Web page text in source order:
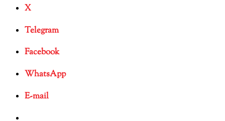
X
Telegram
Facebook
WhatsApp
E-mail